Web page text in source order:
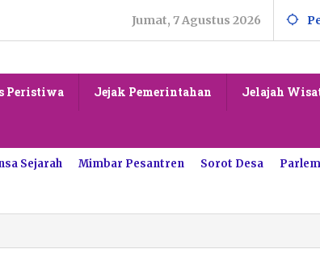
Jumat, 7 Agustus 2026
Peristiwa Jejak Pemerintahan Jelajah
Sejarah Mimbar Pesantren Sorot Desa